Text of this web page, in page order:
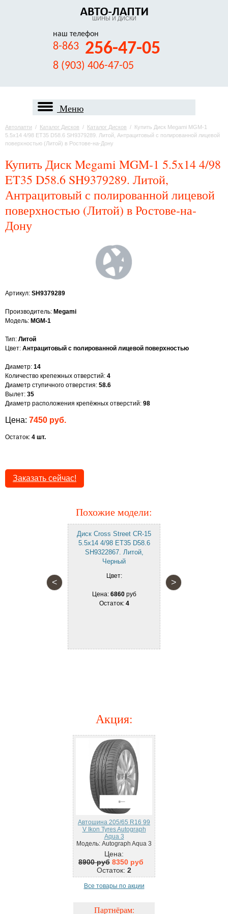
ШИНЫ И ДИСКИ
наш телефон
8-863 256-47-05
8 (903) 406-47-05
Меню
Автолапти / Каталог Дисков / Каталог Дисков / Купить Диск Megami MGM-1
5.5x14 4/98 ET35 D58.6 SH9379289. Литой, Антрацитовый с полированной лицевой
поверхностью (Литой) в Ростове-на-Дону
Купить Диск Megami MGM-1 5.5x14 4/98
ET35 D58.6 SH9379289. Литой,
Антрацитовый с полированной лицевой
поверхностью (Литой) в Ростове-на-
Дону
Артикул: SH9379289
Производитель: Megami
Модель: MGM-1
Тип: Литой
Цвет: Антрацитовый с полированной лицевой поверхностью
Диаметр: 14
Количество крепежных отверстий: 4
Диаметр ступичного отверстия: 58.6
Вылет: 35
Диаметр расположения крепёжных отверстий: 98
Цена: 7450 руб.
Остаток: 4 шт.
Заказать сейчас!
Похожие модели:
Диск Cross Street CR-15
5.5x14 4/98 ET35 D58.6
SH9322867. Литой,
Черный
Цвет:
Цена: 6860руб
Остаток: 4
< >
Акция:
Автошина 205/65 R16 99
V Ikon Tyres Autograph
Aqua 3
Модель: Autograph Aqua 3
Цена:
8900 руб 8350 руб
Остаток: 2
Все товары по акции
Партнёрам: